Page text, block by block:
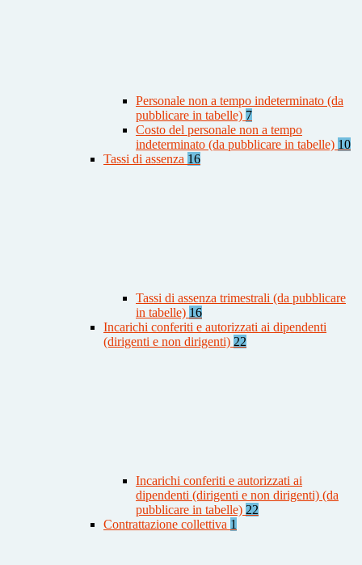
Personale non a tempo indeterminato (da
pubblicare in tabelle) 7
Costo del personale non a tempo
indeterminato (da pubblicare in tabelle) 10
Tassi di assenza 16
Tassi di assenza trimestrali (da pubblicare
in tabelle) 16
Incarichi conferiti e autorizzati ai dipendenti
(dirigenti e non dirigenti) 22
Incarichi conferiti e autorizzati ai
dipendenti (dirigenti e non dirigenti) (da
pubblicare in tabelle) 22
Contrattazione collettiva 1